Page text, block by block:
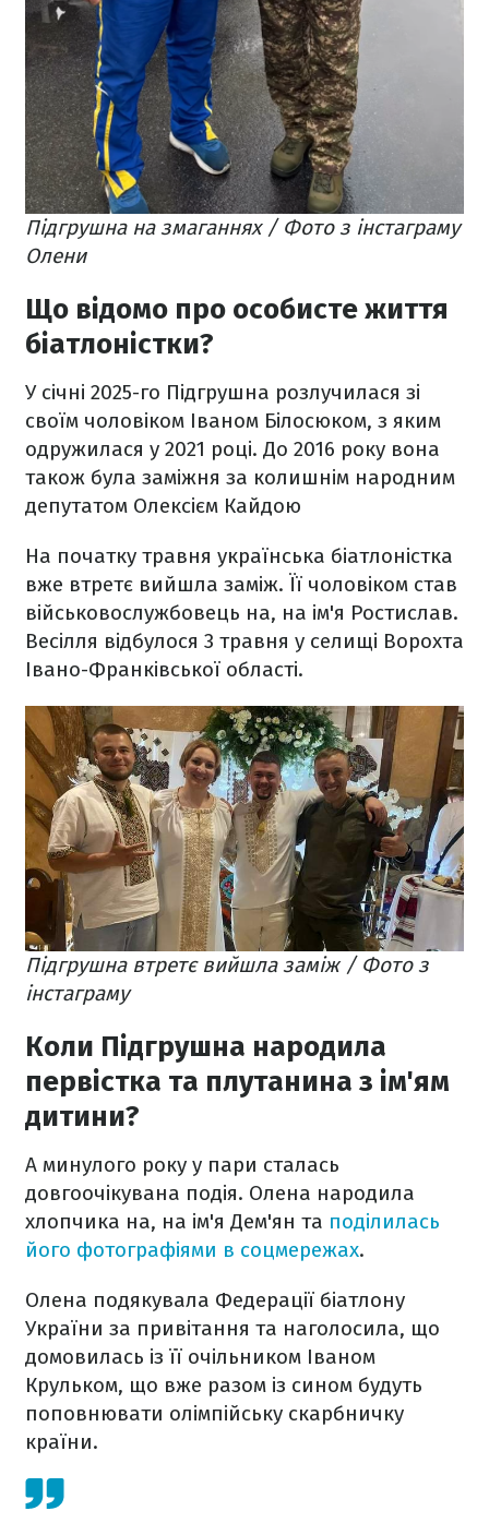
Підгрушна на змаганнях / Фото з інстаграму
Олени
Що відомо про особисте життя
біатлоністки?
У січні 2025-го Підгрушна розлучилася зі
своїм чоловіком Іваном Білосюком, з яким
одружилася у 2021 році. До 2016 року вона
також була заміжня за колишнім народним
депутатом Олексієм Кайдою
На початку травня українська біатлоністка
вже втретє вийшла заміж. Її чоловіком став
військовослужбовець на, на ім'я Ростислав.
Весілля відбулося 3 травня у селищі Ворохта
Івано-Франківської області.
Підгрушна втретє вийшла заміж / Фото з
інстаграму
Коли Підгрушна народила
первістка та плутанина з ім'ям
дитини?
А минулого року у пари сталась
довгоочікувана подія. Олена народила
хлопчика на, на ім'я Дем'ян та поділилась
його фотографіями в соцмережах.
Олена подякувала Федерації біатлону
України за привітання та наголосила, що
домовилась із її очільником Іваном
Крульком, що вже разом із сином будуть
поповнювати олімпійську скарбничку
країни.